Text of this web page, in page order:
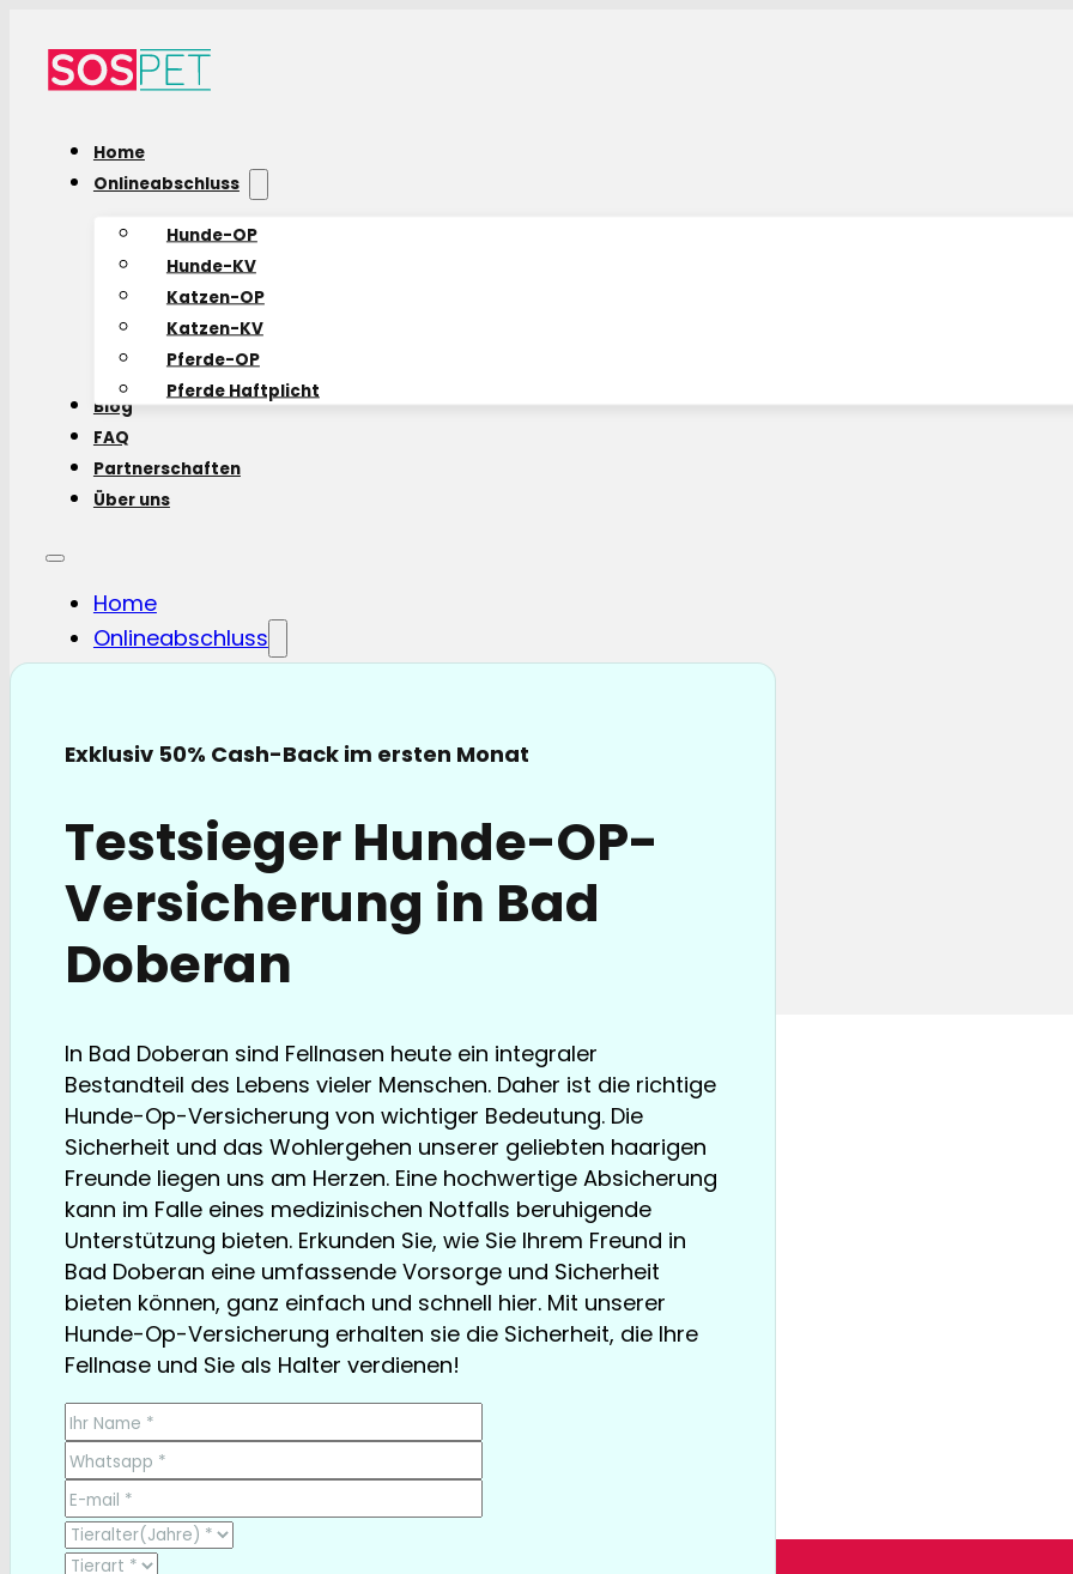
Home
Onlineabschluss
Hunde-OP
Hunde-KV
Katzen-OP
Katzen-KV
Pferde-OP
Pferde Haftplicht
Blog
FAQ
Partnerschaften
Über uns
Home
Onlineabschluss
Hunde-OP
Katzen-KV
Pferde Haftplicht
Blog
FAQ
Partnerschaften
Über uns
Exklusiv 50% Cash-Back im ersten Monat
Testsieger Hunde-OP-
Versicherung in Bad
Doberan
In Bad Doberan sind Fellnasen heute ein integraler
Bestandteil des Lebens vieler Menschen. Daher ist die richtige
Hunde-Op-Versicherung von wichtiger Bedeutung. Die
Sicherheit und das Wohlergehen unserer geliebten haarigen
Freunde liegen uns am Herzen. Eine hochwertige Absicherung
kann im Falle eines medizinischen Notfalls beruhigende
Unterstützung bieten. Erkunden Sie, wie Sie Ihrem Freund in
Bad Doberan eine umfassende Vorsorge und Sicherheit
bieten können, ganz einfach und schnell hier. Mit unserer
Hunde-Op-Versicherung erhalten sie die Sicherheit, die Ihre
Fellnase und Sie als Halter verdienen!
TESTSIEGER bereits ab € 13,35/Monat